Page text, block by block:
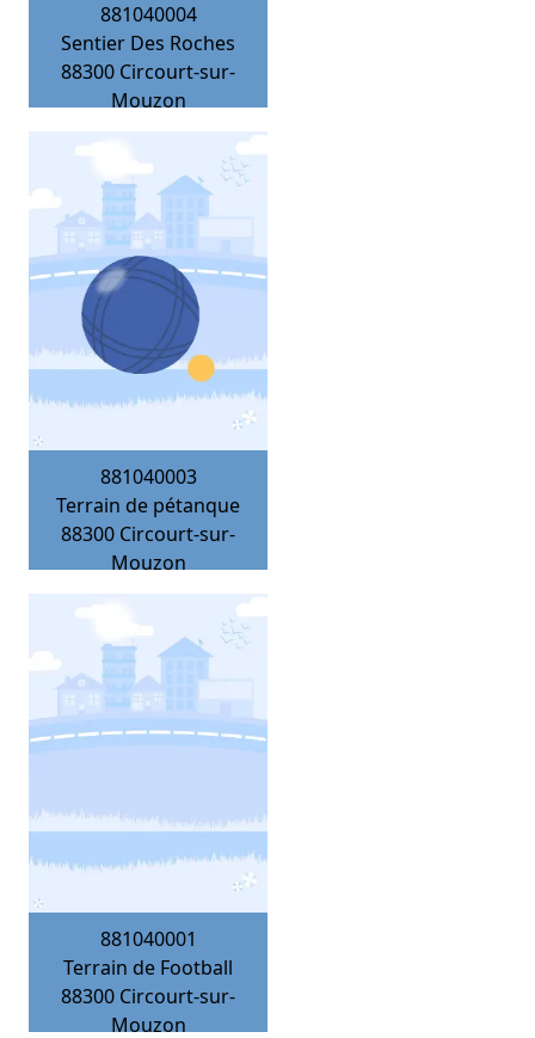
881040004
Sentier Des Roches
88300 Circourt-sur-
Mouzon
881040003
Terrain de pétanque
88300 Circourt-sur-
Mouzon
881040001
Terrain de Football
88300 Circourt-sur-
Mouzon